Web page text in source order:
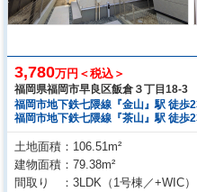
3,780万円＜税込＞
福岡県福岡市早良区飯倉３丁目18-3
福岡市地下鉄七隈線『金山』駅 徒歩
福岡市地下鉄七隈線『茶山』駅 徒歩
土地面積
106.51m²
建物面積
79.38m²
間取り
3LDK （1号棟／+WIC）